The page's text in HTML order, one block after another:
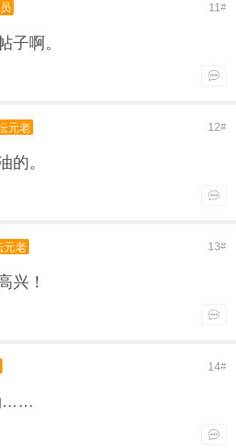
11#
子啊。
12#
元老
的。
13#
元老
兴！
14#